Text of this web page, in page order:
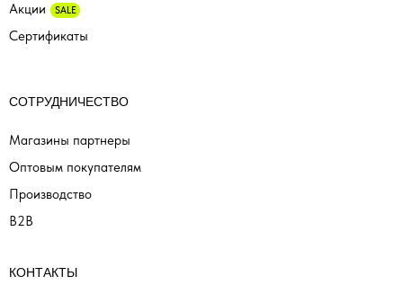
Производство
СОТРУДНИЧЕСТВО
Магазины партнеры
Оптовым покупателям
Акции SALE
КОНТАКТЫ
Сертификаты
B2B